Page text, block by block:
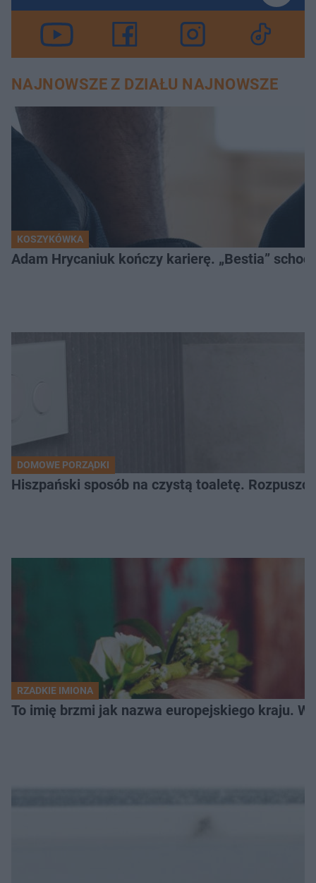
NAJNOWSZE Z DZIAŁU NAJNOWSZE
KOSZYKÓWKA
Adam Hrycaniuk kończy karierę. „Bestia”
DOMOWE PORZĄDKI
Hiszpański sposób na czystą toaletę.
RZADKIE IMIONA
To imię brzmi jak nazwa europejskiego kraju.